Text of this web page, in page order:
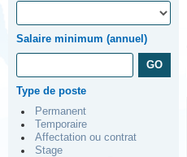
Salaire minimum (annuel)
Type de poste
Permanent
Temporaire
Affectation ou contrat
Stage